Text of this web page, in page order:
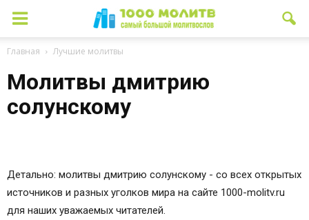
Главная Лучшие молитвы
Молитвы дмитрию
солунскому
Детально: молитвы дмитрию солунскому - со всех открытых
источников и разных уголков мира на сайте 1000-molitv.ru
для наших уважаемых читателей.